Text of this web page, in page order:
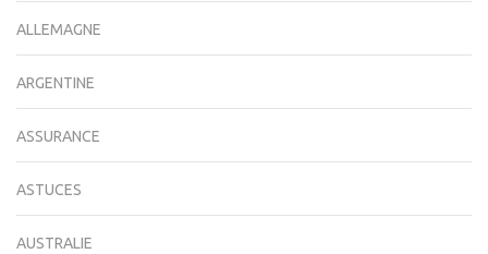
ALLEMAGNE
ARGENTINE
ASSURANCE
ASTUCES
AUSTRALIE